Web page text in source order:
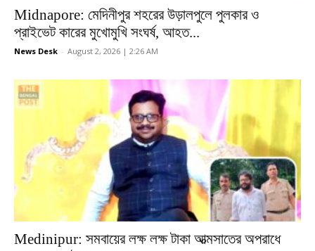
Midnapore: মেদিনীপুর শহরের উড়ালপুলে পুলকার ও
প্রাইভেট কারের মুখোমুখি সংঘর্ষ, আহত...
News Desk - August 2, 2026 | 2:26 AM
Medinipur: সমবায়ের লক্ষ লক্ষ টাকা আত্মসাতের অপরাধে